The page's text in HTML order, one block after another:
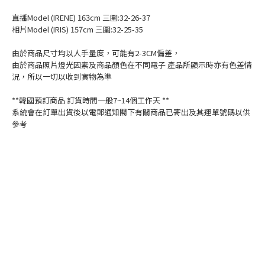
直播Model (IRENE) 163cm 三圍:32-26-37
相片Model (IRIS) 157cm 三圍:32-25-35
由於商品尺寸均以人手量度，可能有2-3CM偏差，
由於商品照片燈光因素及商品顏色在不同電子 產品所顯示時亦有色差情
況，所以一切以收到實物為準
**韓國預訂商品 訂貨時間一般7~14個工作天 **
系統會在訂單出貨後以電郵通知閣下有關商品已寄出及其運單號碼以供
參考